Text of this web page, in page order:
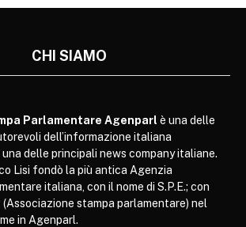
CHI SIAMO
Parlamentare Agenparl è una delle
dell’informazione italiana
delle principali news company italiane.
Lisi fondò la più antica Agenzia
italiana, con il nome di S.P.E.; con
(Associazione stampa parlamentare) nel
in Agenparl.